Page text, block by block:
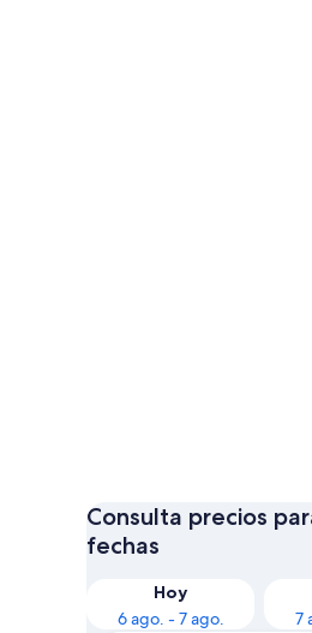
Consulta precios
fechas
Hoy
6 ago. - 7 ago.
7